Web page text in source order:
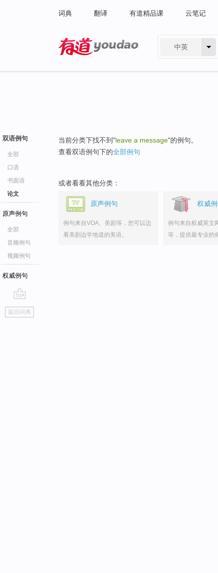
词典 翻译 有道精品课 云笔记
中英
双语例句
全部
口语
书面语
论文
原声例句
全部
音频例句
视频例句
权威例句
go
top
返回词典
当前分类下找不到"leave a message"的例句。
查看双语例句下的全部例句
或者看看其他分类：
原声例句
例句来自VOA、美剧等，您可以边
看美剧边学地道的美语。
权威
例句来自权威英文
等，提供最专业的